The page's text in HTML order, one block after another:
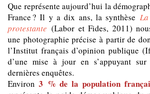
Que représente aujourd’hui la
France ? Il y a dix ans, la synthèse
protestante (Labor et Fides, 2011)
une photographie précise à partir de
l’Institut français d’opinion publique
d’une mise à jour en s’appuyant
dernières enquêtes.
Environ 3 % de la population